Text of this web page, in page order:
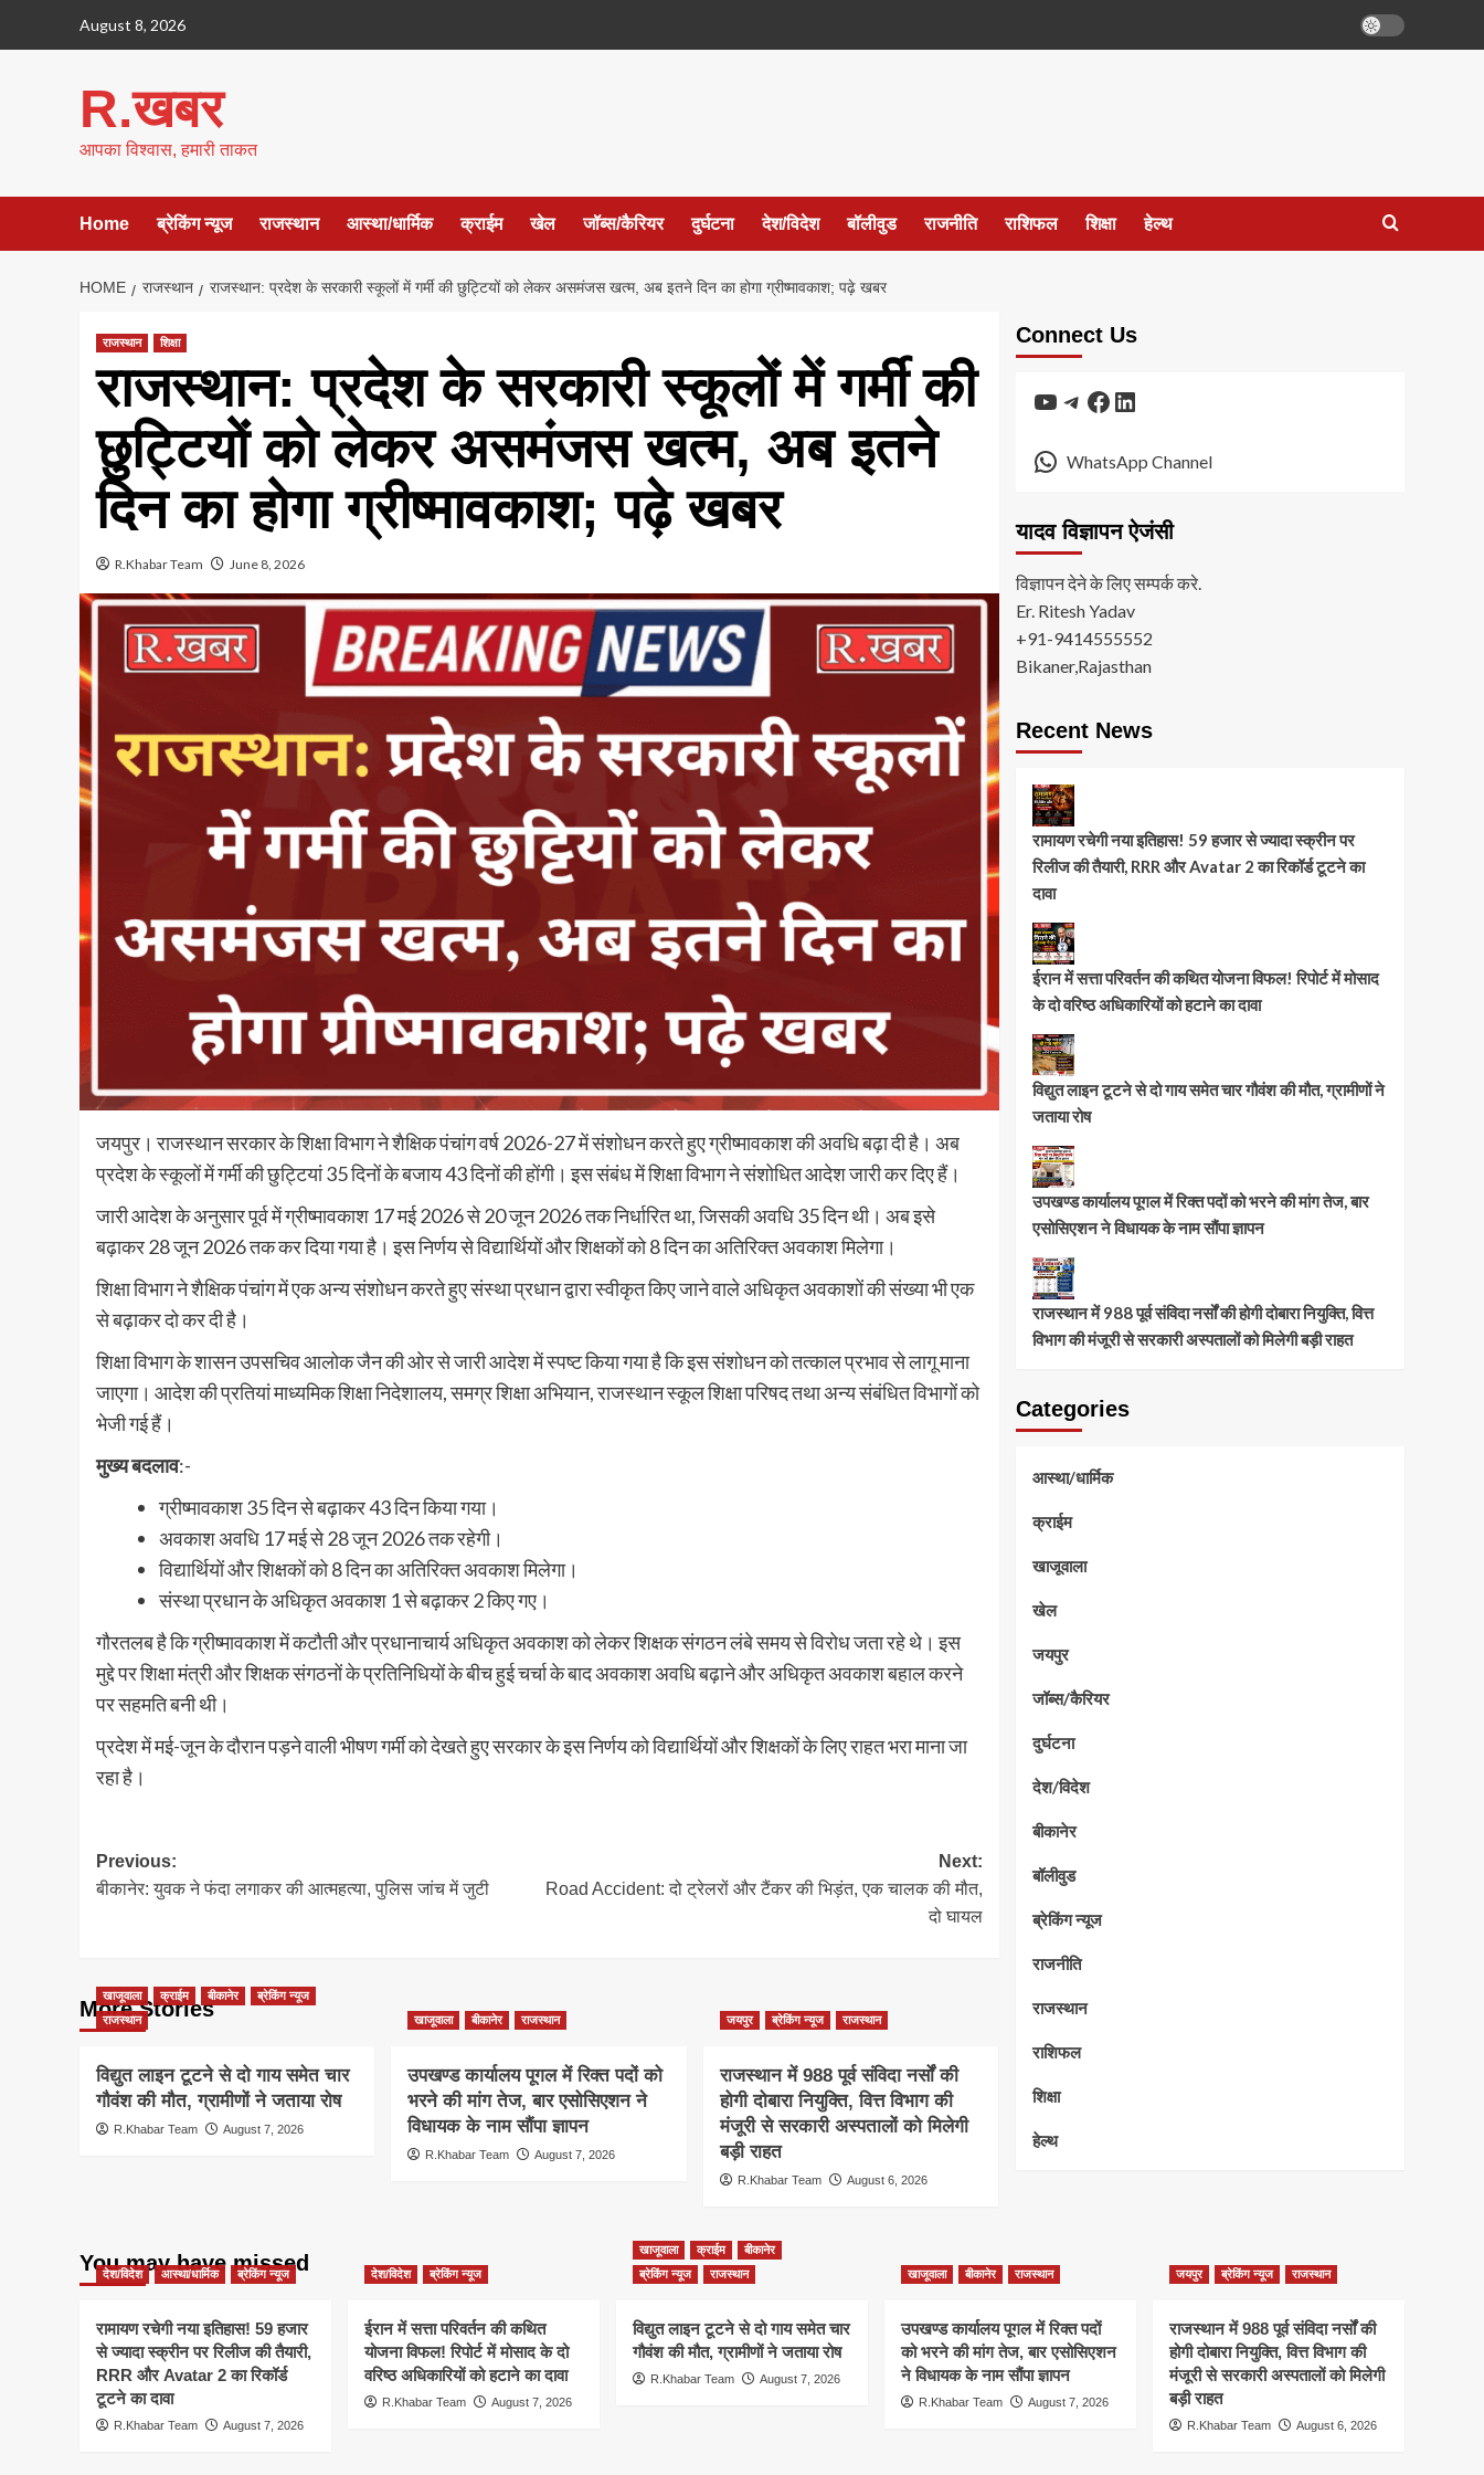
August 8, 2026
R.खबर
आपका विश्वास, हमारी ताकत
Home ब्रेकिंग न्यूज राजस्थान आस्था/धार्मिक क्राईम खेल जॉब्स/कैरियर दुर्घटना देश/विदेश बॉलीवुड राजनीति राशिफल शिक्षा हेल्थ
HOME राजस्थान राजस्थान: प्रदेश के सरकारी स्कूलों में गर्मी की छुट्टियों को लेकर असमंजस खत्म, अब इतने दिन का होगा ग्रीष्मावकाश; पढ़े खबर
राजस्थान शिक्षा
राजस्थान: प्रदेश के सरकारी स्कूलों में गर्मी की
छुट्टियों को लेकर असमंजस खत्म, अब इतने
दिन का होगा ग्रीष्मावकाश; पढ़े खबर
R.Khabar Team June 8, 2026
जयपुर। राजस्थान सरकार के शिक्षा विभाग ने शैक्षिक पंचांग वर्ष 2026-27 में संशोधन करते हुए ग्रीष्मावकाश की अवधि बढ़ा दी है। अब
प्रदेश के स्कूलों में गर्मी की छुट्टियां 35 दिनों के बजाय 43 दिनों की होंगी। इस संबंध में शिक्षा विभाग ने संशोधित आदेश जारी कर दिए हैं।
जारी आदेश के अनुसार पूर्व में ग्रीष्मावकाश 17 मई 2026 से 20 जून 2026 तक निर्धारित था, जिसकी अवधि 35 दिन थी। अब इसे
बढ़ाकर 28 जून 2026 तक कर दिया गया है। इस निर्णय से विद्यार्थियों और शिक्षकों को 8 दिन का अतिरिक्त अवकाश मिलेगा।
शिक्षा विभाग ने शैक्षिक पंचांग में एक अन्य संशोधन करते हुए संस्था प्रधान द्वारा स्वीकृत किए जाने वाले अधिकृत अवकाशों की संख्या भी एक
से बढ़ाकर दो कर दी है।
शिक्षा विभाग के शासन उपसचिव आलोक जैन की ओर से जारी आदेश में स्पष्ट किया गया है कि इस संशोधन को तत्काल प्रभाव से लागू माना
जाएगा। आदेश की प्रतियां माध्यमिक शिक्षा निदेशालय, समग्र शिक्षा अभियान, राजस्थान स्कूल शिक्षा परिषद तथा अन्य संबंधित विभागों को
भेजी गई हैं।
मुख्य बदलाव:-
ग्रीष्मावकाश 35 दिन से बढ़ाकर 43 दिन किया गया।
अवकाश अवधि 17 मई से 28 जून 2026 तक रहेगी।
विद्यार्थियों और शिक्षकों को 8 दिन का अतिरिक्त अवकाश मिलेगा।
संस्था प्रधान के अधिकृत अवकाश 1 से बढ़ाकर 2 किए गए।
गौरतलब है कि ग्रीष्मावकाश में कटौती और प्रधानाचार्य अधिकृत अवकाश को लेकर शिक्षक संगठन लंबे समय से विरोध जता रहे थे। इस
मुद्दे पर शिक्षा मंत्री और शिक्षक संगठनों के प्रतिनिधियों के बीच हुई चर्चा के बाद अवकाश अवधि बढ़ाने और अधिकृत अवकाश बहाल करने
पर सहमति बनी थी।
प्रदेश में मई-जून के दौरान पड़ने वाली भीषण गर्मी को देखते हुए सरकार के इस निर्णय को विद्यार्थियों और शिक्षकों के लिए राहत भरा माना जा
रहा है।
Post
navigation
Previous:
बीकानेर: युवक ने फंदा लगाकर की आत्महत्या, पुलिस जांच में जुटी
Next:
Road Accident: दो ट्रेलरों और टैंकर की भिड़ंत, एक चालक की मौत,
दो घायल
More Stories
खाजूवाला क्राईम बीकानेर
ब्रेकिंग न्यूज
राजस्थान
विद्युत लाइन टूटने से दो गाय समेत चार
गौवंश की मौत, ग्रामीणों ने जताया रोष
R.Khabar Team August 7, 2026
खाजूवाला बीकानेर राजस्थान
उपखण्ड कार्यालय पूगल में रिक्त पदों को
भरने की मांग तेज, बार एसोसिएशन ने
विधायक के नाम सौंपा ज्ञापन
R.Khabar Team August 7, 2026
जयपुर ब्रेकिंग न्यूज राजस्थान
राजस्थान में 988 पूर्व संविदा नर्सों की
होगी दोबारा नियुक्ति, वित्त विभाग की
मंजूरी से सरकारी अस्पतालों को मिलेगी
बड़ी राहत
R.Khabar Team August 6, 2026
Connect Us
YouTube
Telegram
Facebook
LinkedIn
WhatsApp Channel
यादव विज्ञापन ऐजंसी
विज्ञापन देने के लिए सम्पर्क करे.
Er. Ritesh Yadav
+91-9414555552
Bikaner,Rajasthan
Recent News
रामायण रचेगी नया इतिहास! 59 हजार से ज्यादा स्क्रीन पर
रिलीज की तैयारी, RRR और Avatar 2 का रिकॉर्ड टूटने का
दावा
ईरान में सत्ता परिवर्तन की कथित योजना विफल! रिपोर्ट में मोसाद
के दो वरिष्ठ अधिकारियों को हटाने का दावा
विद्युत लाइन टूटने से दो गाय समेत चार गौवंश की मौत, ग्रामीणों ने
जताया रोष
उपखण्ड कार्यालय पूगल में रिक्त पदों को भरने की मांग तेज, बार
एसोसिएशन ने विधायक के नाम सौंपा ज्ञापन
राजस्थान में 988 पूर्व संविदा नर्सों की होगी दोबारा नियुक्ति, वित्त
विभाग की मंजूरी से सरकारी अस्पतालों को मिलेगी बड़ी राहत
Categories
आस्था/धार्मिक
क्राईम
खाजूवाला
खेल
जयपुर
जॉब्स/कैरियर
दुर्घटना
देश/विदेश
बीकानेर
बॉलीवुड
ब्रेकिंग न्यूज
राजनीति
राजस्थान
राशिफल
शिक्षा
हेल्थ
You may have missed
देश/विदेश आस्था/धार्मिक ब्रेकिंग न्यूज
रामायण रचेगी नया इतिहास! 59 हजार
से ज्यादा स्क्रीन पर रिलीज की तैयारी,
RRR और Avatar 2 का रिकॉर्ड
टूटने का दावा
R.Khabar Team August 7, 2026
देश/विदेश ब्रेकिंग न्यूज
ईरान में सत्ता परिवर्तन की कथित
योजना विफल! रिपोर्ट में मोसाद के दो
वरिष्ठ अधिकारियों को हटाने का दावा
R.Khabar Team August 7, 2026
खाजूवाला क्राईम
बीकानेर
ब्रेकिंग न्यूज
राजस्थान
विद्युत लाइन टूटने से दो गाय समेत चार
गौवंश की मौत, ग्रामीणों ने जताया रोष
R.Khabar Team August 7, 2026
खाजूवाला बीकानेर राजस्थान
उपखण्ड कार्यालय पूगल में रिक्त पदों
को भरने की मांग तेज, बार एसोसिएशन
ने विधायक के नाम सौंपा ज्ञापन
R.Khabar Team August 7, 2026
जयपुर ब्रेकिंग न्यूज राजस्थान
राजस्थान में 988 पूर्व संविदा नर्सों की
होगी दोबारा नियुक्ति, वित्त विभाग की
मंजूरी से सरकारी अस्पतालों को मिलेगी
बड़ी राहत
R.Khabar Team August 6, 2026